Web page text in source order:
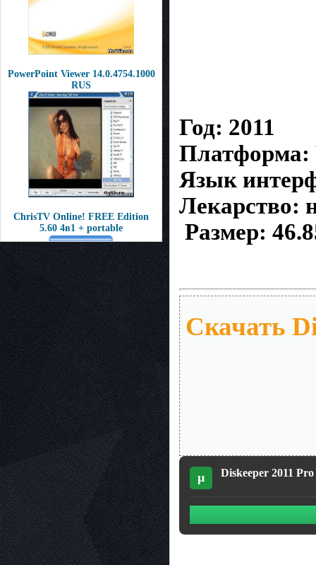
PowerPoint Viewer 14.0.4754.1000
RUS
ChrisTV Online! FREE Edition
5.60 4в1 + portable
Год: 2011
Платформа:
Язык
Лекарство:
Размер:
Скачать
µ Diskeeper 2011